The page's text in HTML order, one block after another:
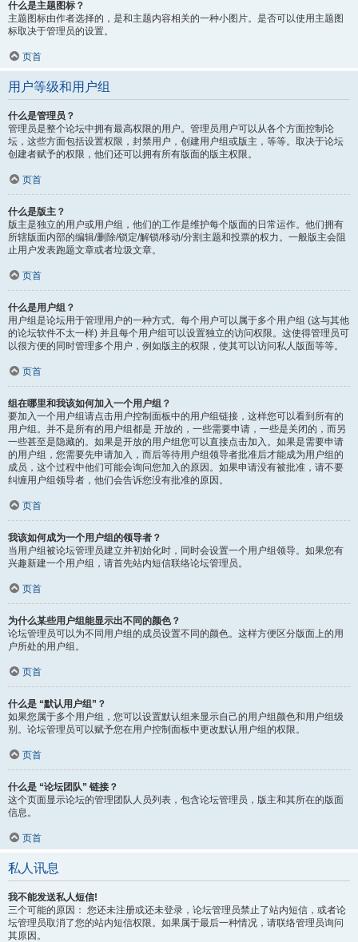
什么是主题图标？
主题图标由作者选择的，是和主题内容相关的一种小图片。是否可以使用主题图
标取决于管理员的设置。
页首
用户等级和用户组
什么是管理员？
管理员是整个论坛中拥有最高权限的用户。管理员用户可以从各个方面控制论
坛，这些方面包括设置权限，封禁用户，创建用户组或版主，等等。取决于论坛
创建者赋予的权限，他们还可以拥有所有版面的版主权限。
页首
什么是版主？
版主是独立的用户或用户组，他们的工作是维护每个版面的日常运作。他们拥有
所辖版面内部的编辑/删除/锁定/解锁/移动/分割主题和投票的权力。一般版主会阻
止用户发表跑题文章或者垃圾文章。
页首
什么是用户组？
用户组是论坛用于管理用户的一种方式。每个用户可以属于多个用户组 (这与其他
的论坛软件不太一样) 并且每个用户组可以设置独立的访问权限。这使得管理员可
以很方便的同时管理多个用户，例如版主的权限，使其可以访问私人版面等等。
页首
组在哪里和我该如何加入一个用户组？
要加入一个用户组请点击用户控制面板中的用户组链接，这样您可以看到所有的
用户组。并不是所有的用户组都是 开放的，一些需要申请，一些是关闭的，而另
一些甚至是隐藏的。如果是开放的用户组您可以直接点击加入。如果是需要申请
的用户组，您需要先申请加入，而后等待用户组领导者批准后才能成为用户组的
成员，这个过程中他们可能会询问您加入的原因。如果申请没有被批准，请不要
纠缠用户组领导者，他们会告诉您没有批准的原因。
页首
我该如何成为一个用户组的领导者？
当用户组被论坛管理员建立并初始化时，同时会设置一个用户组领导。如果您有
兴趣新建一个用户组，请首先站内短信联络论坛管理员。
页首
为什么某些用户组能显示出不同的颜色？
论坛管理员可以为不同用户组的成员设置不同的颜色。这样方便区分版面上的用
户所处的用户组。
页首
什么是 “默认用户组”？
如果您属于多个用户组，您可以设置默认组来显示自己的用户组颜色和用户组级
别。论坛管理员可以赋予您在用户控制面板中更改默认用户组的权限。
页首
什么是 “论坛团队” 链接？
这个页面显示论坛的管理团队人员列表，包含论坛管理员，版主和其所在的版面
信息。
页首
私人讯息
我不能发送私人短信!
三个可能的原因： 您还未注册或还未登录，论坛管理员禁止了站内短信，或者论
坛管理员取消了您的站内短信权限。如果属于最后一种情况，请联络管理员询问
其原因。